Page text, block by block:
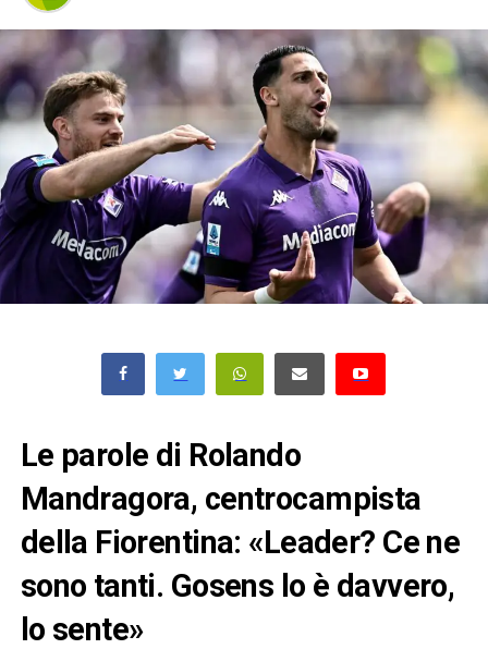
Le parole di Rolando
Mandragora, centrocampista
della Fiorentina: «Leader? Ce ne
sono tanti. Gosens lo è davvero,
lo sente»